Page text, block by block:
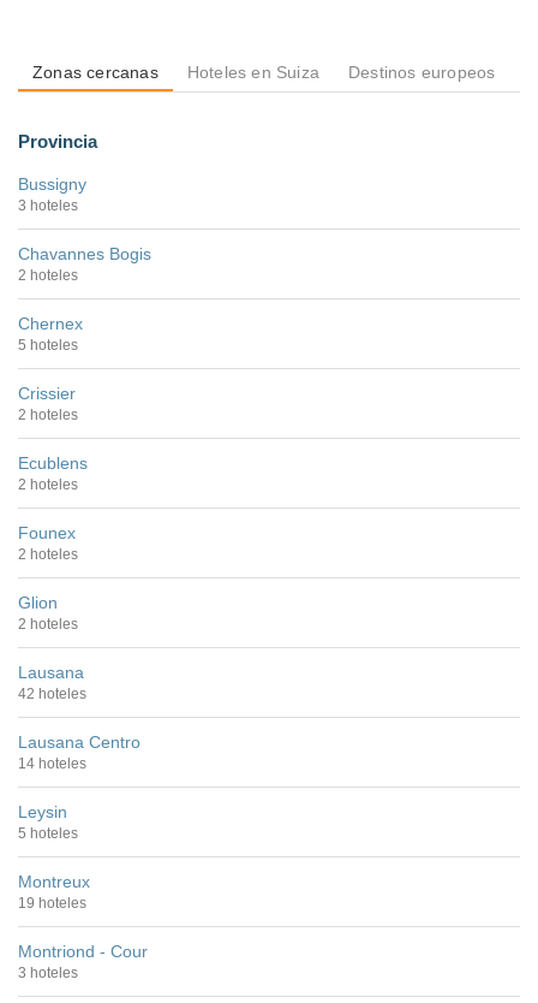
Zonas cercanas Hoteles en Suiza Destinos europeos
Provincia
Bussigny
3 hoteles
Chavannes Bogis
2 hoteles
Chernex
5 hoteles
Crissier
2 hoteles
Ecublens
2 hoteles
Founex
2 hoteles
Glion
2 hoteles
Lausana
42 hoteles
Lausana Centro
14 hoteles
Leysin
5 hoteles
Montreux
19 hoteles
Montriond - Cour
3 hoteles